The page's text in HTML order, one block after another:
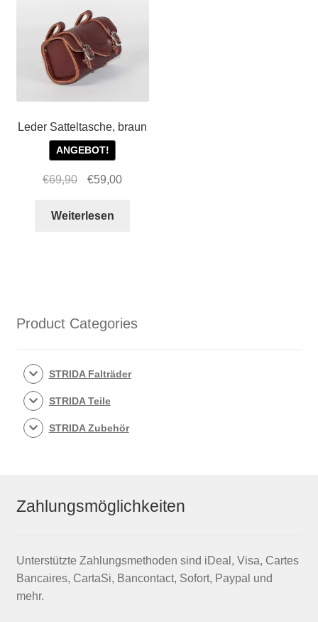
LT,
SX
und
EVO
Leder Satteltasche, braun
ANGEBOT!
€69,90
Ursprünglicher
war:
€59,00Aktueller
Weiterlesen
Product Categories
STRIDA Falträder
STRIDA Teile
STRIDA Zubehör
Zahlungsmöglichkeiten
Unterstützte Zahlungsmethoden sind iDeal, Visa, Cartes
Bancaires, CartaSi, Bancontact, Sofort, Paypal und
mehr.